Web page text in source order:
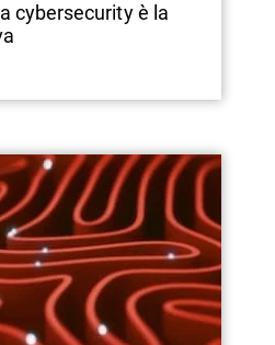
cybersecurity è la